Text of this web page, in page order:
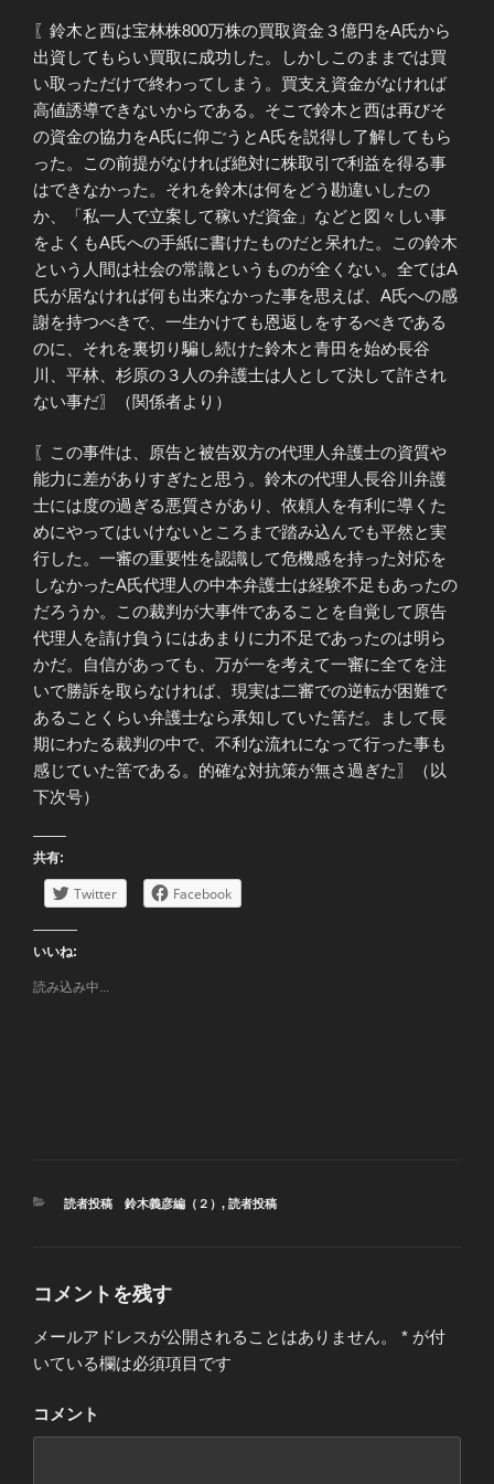
〖鈴木と西は宝林株800万株の買取資金３億円をA氏から
出資してもらい買取に成功した。しかしこのままでは買
い取っただけで終わってしまう。買支え資金がなければ
高値誘導できないからである。そこで鈴木と西は再びそ
の資金の協力をA氏に仰ごうとA氏を説得し了解してもら
った。この前提がなければ絶対に株取引で利益を得る事
はできなかった。それを鈴木は何をどう勘違いしたの
か、「私一人で立案して稼いだ資金」などと図々しい事
をよくもA氏への手紙に書けたものだと呆れた。この鈴木
という人間は社会の常識というものが全くない。全てはA
氏が居なければ何も出来なかった事を思えば、A氏への感
謝を持つべきで、一生かけても恩返しをするべきである
のに、それを裏切り騙し続けた鈴木と青田を始め長谷
川、平林、杉原の３人の弁護士は人として決して許され
ない事だ〗（関係者より）
〖この事件は、原告と被告双方の代理人弁護士の資質や
能力に差がありすぎたと思う。鈴木の代理人長谷川弁護
士には度の過ぎる悪質さがあり、依頼人を有利に導くた
めにやってはいけないところまで踏み込んでも平然と実
行した。一審の重要性を認識して危機感を持った対応を
しなかったA氏代理人の中本弁護士は経験不足もあったの
だろうか。この裁判が大事件であることを自覚して原告
代理人を請け負うにはあまりに力不足であったのは明ら
かだ。自信があっても、万が一を考えて一審に全てを注
いで勝訴を取らなければ、現実は二審での逆転が困難で
あることくらい弁護士なら承知していた筈だ。まして長
期にわたる裁判の中で、不利な流れになって行った事も
感じていた筈である。的確な対抗策が無さ過ぎた〗（以
下次号）
共有:
Twitter Facebook
いいね:
読み込み中...
カ
読者投稿 鈴木義彦編（２） , 読者投稿
コメントを残す
メールアドレスが公開されることはありません。 * が付
いている欄は必須項目です
コメント